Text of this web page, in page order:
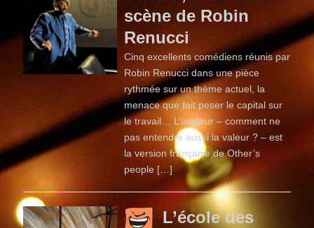
scène de Robin
Renucci
Cinq excellents comédiens réunis par
Robin Renucci dans une pièce
rythmée sur un thème actuel, la
menace que fait peser le capital sur
le travail… L’avaleur – comment ne
pas entendre aussi la valeur ? – est
la version française de Other’s
people […]
L’école des